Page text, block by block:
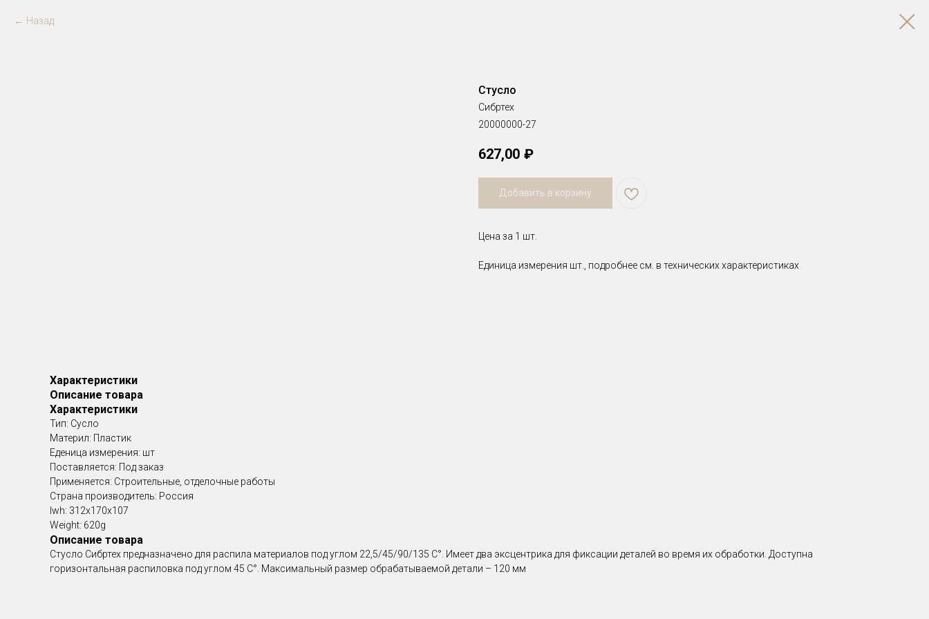
Назад
Стусло
Сибртех
20000000-27
627,00 ₽
Добавить в корзину
Цена за 1 шт.
Единица измерения шт., подробнее см. в технических характеристиках
Характеристики
Описание товара
Характеристики
Тип: Сусло
Материл: Пластик
Еденица измерения: шт
Поставляется: Под заказ
Применяется: Строительные, отделочные работы
Страна производитель: Россия
lwh: 312x170x107
Weight: 620g
Описание товара
Стусло Сибртех предназначено для распила материалов под углом 22,5/45/90/135 С°. Имеет два эксцентрика для фиксации деталей во время их обработки. Доступна
горизонтальная распиловка под углом 45 С°. Максимальный размер обрабатываемой детали – 120 мм